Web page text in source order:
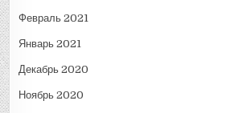
Февраль 2021
Январь 2021
Декабрь 2020
Ноябрь 2020